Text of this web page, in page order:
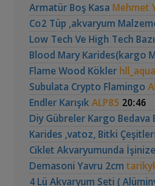
Bitkili Akvaryuma İlk
Yeni Üye Forumu
👋 Yeni Gelenler
Yeni Üye Forumu
Büyükşehir Belediyesi
10:09
Yeni Üye Forumu
Bitkili Tankda Led
Işık CO2 ve Ekipmanlar
Dıy - Akvaryum
Yeni Üye Forumu
130 Lt 50+ Lepistes
Head Üreme Süreci
Vlog
Apistogramma
Hongsloi Çiftim Ve
Yavruları
(4)
Armatür Boş Kasa Mehmet
Co2 Tüp ,akvaryum
Low Tech Ve High Tech
Blood Mary Karides(kargo
Flame Wood Kökler
Subulata Crypto Flamingo
Endler KarışıkALP85 20:46
Diy Gübreler Kargo Bedava
Karides ,vatoz, Bitki
Ciklet Akvaryumunda
Demasoni Yavru 2cm
4 Lü Akvaryum Seti (